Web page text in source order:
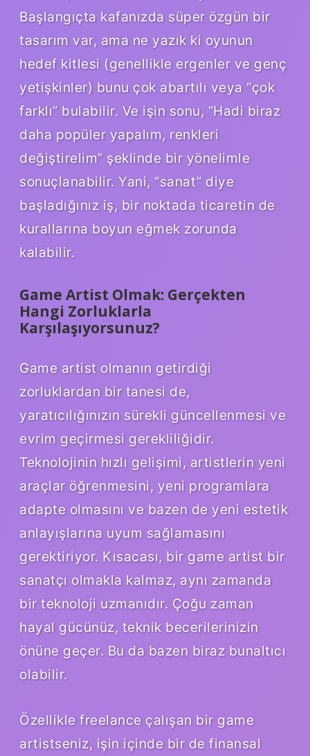
Başlangıçta kafanızda süper özgün bir
tasarım var, ama ne yazık ki oyunun
hedef kitlesi (genellikle ergenler ve genç
yetişkinler) bunu çok abartılı veya “çok
farklı” bulabilir. Ve işin sonu, “Hadi biraz
daha popüler yapalım, renkleri
değiştirelim” şeklinde bir yönelimle
sonuçlanabilir. Yani, “sanat” diye
başladığınız iş, bir noktada ticaretin de
kurallarına boyun eğmek zorunda
kalabilir.
Game Artist Olmak: Gerçekten
Hangi Zorluklarla
Karşılaşıyorsunuz?
Game artist olmanın getirdiği
zorluklardan bir tanesi de,
yaratıcılığınızın sürekli güncellenmesi ve
evrim geçirmesi gerekliliğidir.
Teknolojinin hızlı gelişimi, artistlerin yeni
araçlar öğrenmesini, yeni programlara
adapte olmasını ve bazen de yeni estetik
anlayışlarına uyum sağlamasını
gerektiriyor. Kısacası, bir game artist bir
sanatçı olmakla kalmaz, aynı zamanda
bir teknoloji uzmanıdır. Çoğu zaman
hayal gücünüz, teknik becerilerinizin
önüne geçer. Bu da bazen biraz bunaltıcı
olabilir.
Özellikle freelance çalışan bir game
artistseniz, işin içinde bir de finansal